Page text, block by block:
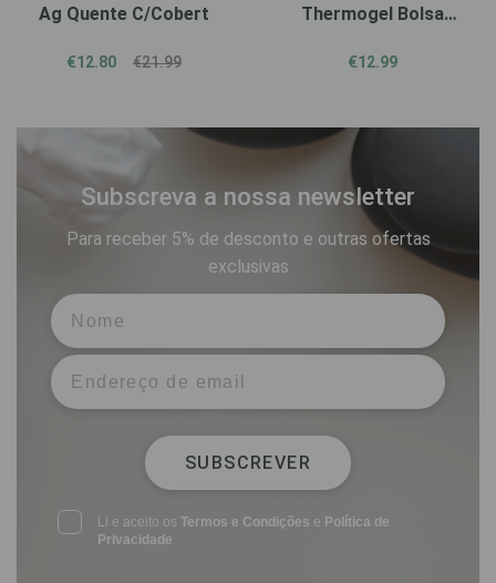
Ag Quente C/Cobert
€12.80 €21.99
Thermogel Bolsa
€12.99
Subscreva a nossa newsletter
Para receber 5% de desconto e outras ofertas
exclusivas
SUBSCREVER
Li e aceito osTermos e Condições e Política de
Privacidade